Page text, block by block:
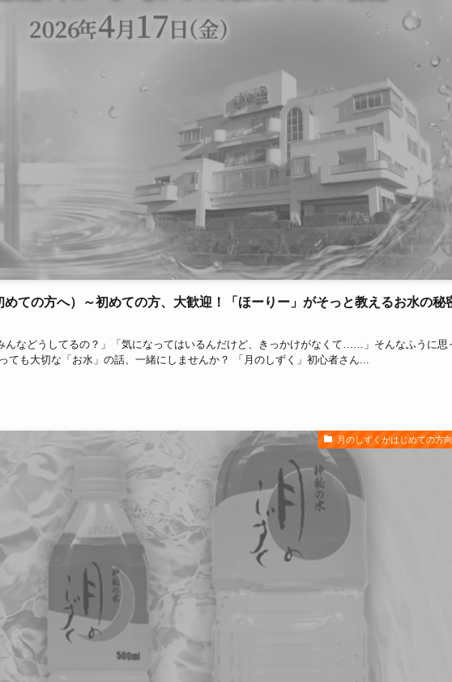
めての方へ）～初めての方、大歓迎！「ほーりー」がそっと教えるお水の秘
んなどうしてるの？」「気になってはいるんだけど、きっかけがなくて……」そんなふうに思
ても大切な「お水」の話、一緒にしませんか？ 「月のしずく」初心者さん...
月のしずくがはじめての方